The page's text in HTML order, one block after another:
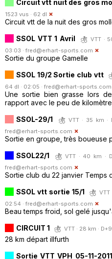
Circuit vtt nuit des gros
1523 vus · 62 dl
Circuit vtt de la nuit des gros
SSOL VTT 1 Avril
VTT ·
03:03 · fred@erhart-sports.com
Sortie du groupe Gamelle
SSOL 19/2 Sortie club vtt
64 dl · 02:05 · fred@erhart-sports.com
Une sortie bien grasse lors
rapport avec le peu de
SSOL-29/1
VTT · 35 km ·
fred@erhart-sports.com
Sortie en groupe, très boueuse
SSOL22/1
VTT · 40 km ·
fred@erhart-sports.com
Sortie club du 22 janvier Temps
SSOL vtt sortie 15/1
VTT
02:54 · fred@erhart-sports.com
Beau temps froid, sol gelé
CIRCUIT 1
VTT · 28 km ·
28 km départ illfurth
Sortie VTT VPH 05-11-2011